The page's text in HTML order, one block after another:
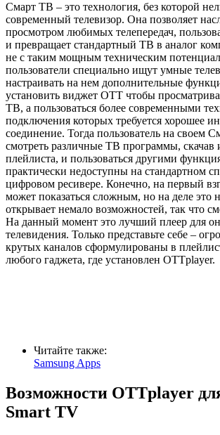
Смарт ТВ – это технология, без которой
современный телевизор. Она позволяет
просмотром любимых телепередач,
и превращает стандартный ТВ в аналог
не с таким мощным техническим
пользователи специально ищут умные
настраивать на нем дополнительные
установить виджет ОТТ чтобы
ТВ, а пользоваться более современными
подключения которых требуется хорошее
соединение. Тогда пользователь на своем
смотреть различные ТВ программы, скачав
плейлиста, и пользоваться другими
практически недоступны на стандартном
цифровом ресивере. Конечно, на первый
может показаться сложным, но на деле это
открывает немало возможностей, так что
На данный момент это лучший плеер для
телевидения. Только представьте себе –
крутых каналов сформулированы в
любого гаджета, где установлен OTTplayer.
Читайте также:
Samsung Apps
Возможности OTTplayer
Smart TV